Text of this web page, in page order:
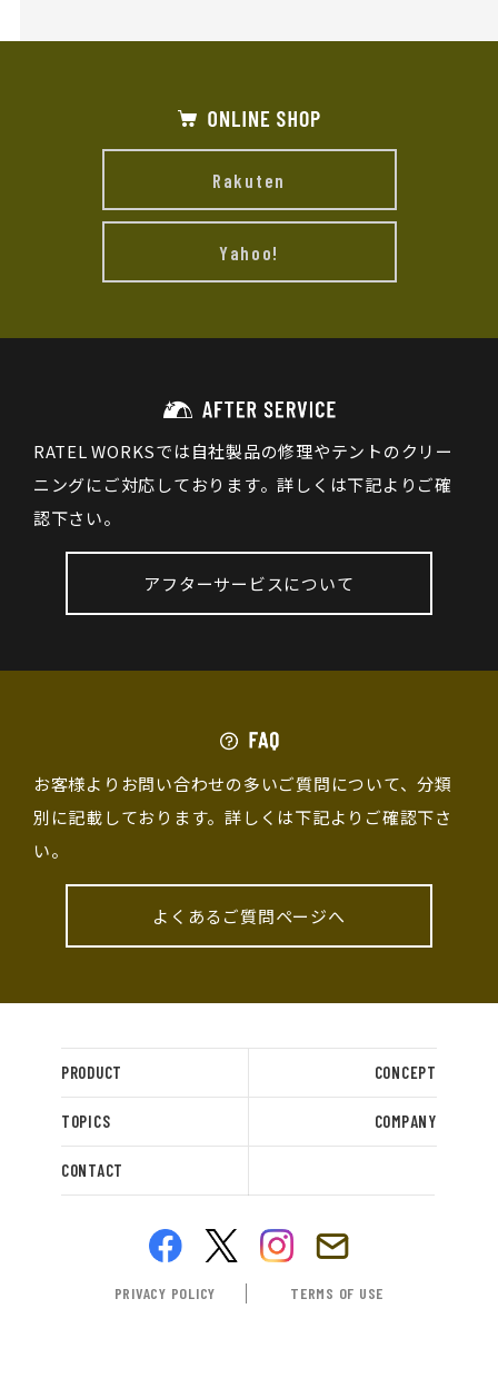
Rakuten
Yahoo!
RATEL WORKSでは自社製品の修理やテントのクリー
ニングにご対応しております。詳しくは下記よりご確
認下さい。
アフターサービスについて
お客様よりお問い合わせの多いご質問について、分類
別に記載しております。詳しくは下記よりご確認下さ
い。
よくあるご質問ページへ
PRODUCT CONCEPT
TOPICS COMPANY
CONTACT
PRIVACY POLICY TERMS OF USE